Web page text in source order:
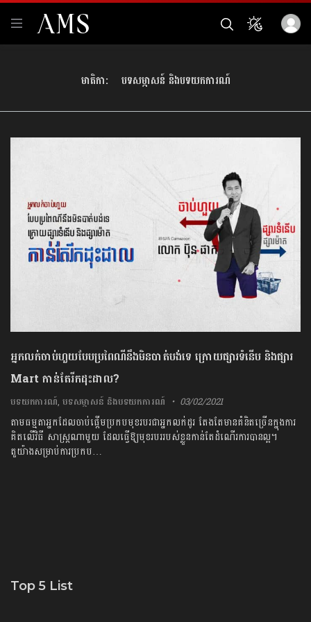
អ្នកលក់ចាប់ហួយបែបប្រពៃណីនឹងមិនបាត់បង់ទេ ក្រោយផ្សារទំនើប និងផ្សារ
Mart កាន់តែរីកដុះដាល?
បទយកការណ៍, បទសម្ភាសន៍ និងបទយកការណ៍ 03/02/2021
តាមធម្មតាអ្នកដែលចាប់ផ្តើមប្រកបមុខរបរជាអ្នកលក់ដូរ តែងតែមានគំនិតច្រើនក្នុងការ
គិតលើវិធី សាស្ត្រណាមួយ ដែលធ្វើឱ្យមុខរបររបស់ខ្លួនកាន់តែដំណើរការបានល្អ។
តួយ៉ាងសម្រាប់ការប្រកប…
Top 5 List